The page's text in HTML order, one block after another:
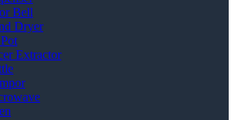
Bell
Dryer
Extractor